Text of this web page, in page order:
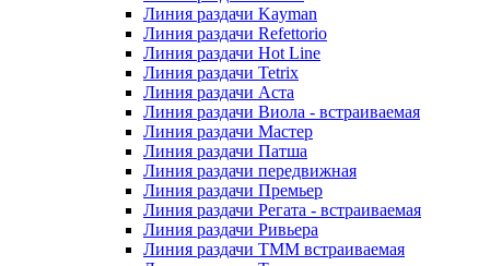
Линия раздачи Kayman
Линия раздачи Refettorio
Линия раздачи Hot Line
Линия раздачи Tetrix
Линия раздачи Аста
Линия раздачи Виола - встраиваемая
Линия раздачи Мастер
Линия раздачи Патша
Линия раздачи передвижная
Линия раздачи Премьер
Линия раздачи Регата - встраиваемая
Линия раздачи Ривьера
Линия раздачи ТММ встраиваемая